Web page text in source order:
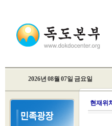
2026년 08월 07일 금요일
현재위치